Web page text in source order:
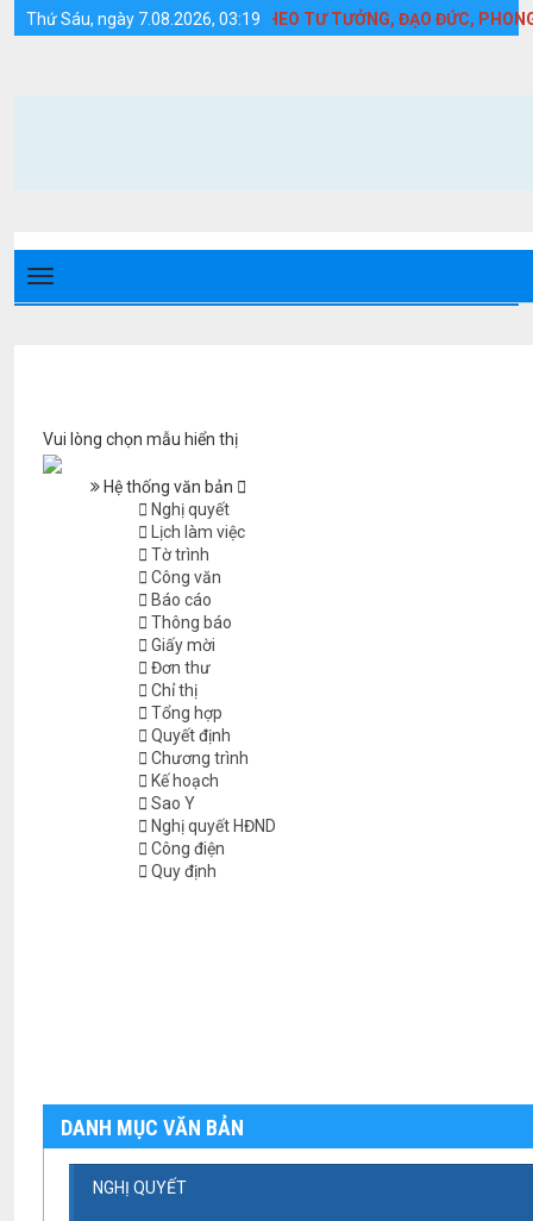
Kế hoạch - Huyện Cồn Cỏ
Thứ Sáu, ngày 7.08.2026, 03:19
HỌC TẬP VÀ LÀM THEO TƯ TƯỞNG, ĐẠO ĐỨC, PHONG
Vui lòng chọn mẫu hiển thị
Hệ thống văn bản
Nghị quyết
Lịch làm việc
Tờ trình
Công văn
Báo cáo
Thông báo
Giấy mời
Đơn thư
Chỉ thị
Tổng hợp
Quyết định
Chương trình
Kế hoạch
Sao Y
Nghị quyết HĐND
Công điện
Quy định
DANH MỤC VĂN BẢN
NGHỊ QUYẾT